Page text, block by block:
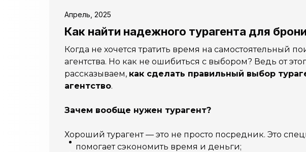
Апрель, 2025
Как найти надежного турагента для
Когда не хочется тратить время на самостоятельный
агентства. Но как не ошибиться с выбором? Ведь от
рассказываем, как сделать правильный выбор
агентство.
Зачем вообще нужен турагент?
Хороший турагент — это не просто посредник. Это
помогает сэкономить время и деньги;